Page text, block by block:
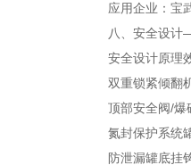
应用企业：宝
八、安全设
安全设计原理
双重锁紧倾翻
顶部安全阀/爆
氮封保护系统
防泄漏罐底挂